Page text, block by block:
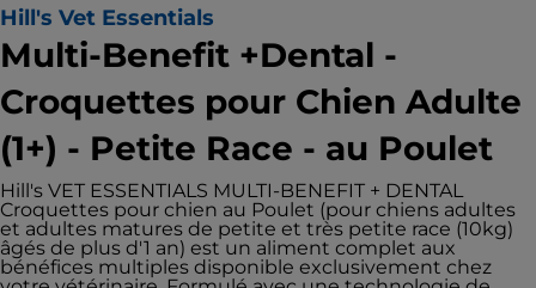
Hill's Vet Essentials
Multi-Benefit +Dental -
Croquettes pour Chien Adulte
(1+) - Petite Race - au Poulet
Hill's VET ESSENTIALS MULTI-BENEFIT + DENTAL
Croquettes pour chien au Poulet (pour chiens adultes
et adultes matures de petite et très petite race (10kg)
âgés de plus d'1 an) est un aliment complet aux
bénéfices multiples disponible exclusivement chez